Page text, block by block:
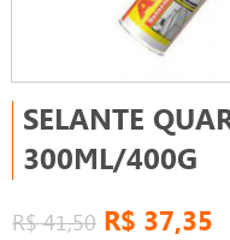
SELANTE
300ML/400G
R$ 41,50 R$ 37,35